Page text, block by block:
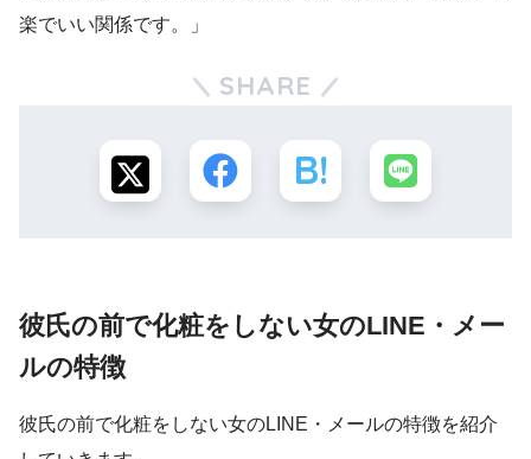
楽でいい関係です。」
SHARE
彼氏の前で化粧をしない女のLINE・メー
ルの特徴
彼氏の前で化粧をしない女のLINE・メールの特徴を紹介